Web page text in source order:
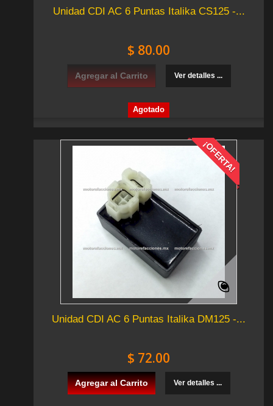
Unidad CDI AC 6 Puntas Italika CS125 -...
$ 80.00
Agregar al Carrito Ver detalles ...
Agotado
¡OFERTA!
Unidad CDI AC 6 Puntas Italika DM125 -...
$ 72.00
Agregar al Carrito Ver detalles ...